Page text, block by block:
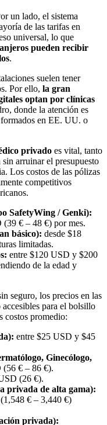
un lado, el sistema
de las tarifas en
universal, lo que
pueden recibir
.
suelen tener
Por ello, la gran
optan por clínicas
donde la atención es
en EE. UU. o
privado es vital, tanto
arruinar el presupuesto
Los costos de las pólizas
competitivos
SafetyWing / Genki):
€ – 48 €) por mes.
básico): desde $18
limitadas.
entre $120 USD y $200
de la edad y
seguro, los precios en las
para el bolsillo
costos promedio:
entre $25 USD y $45
Ginecólogo,
€ – 86 €).
(26 €).
privada de alta gama):
€ – 3,440 €)
privada):